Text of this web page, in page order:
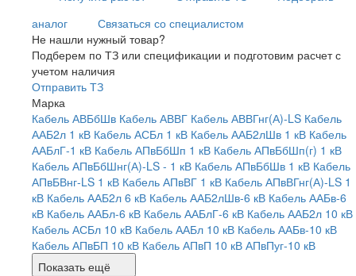
аналог
Связаться со специалистом
Не нашли нужный товар?
Подберем по ТЗ или спецификации и подготовим расчет с
учетом наличия
Отправить ТЗ
Марка
Кабель АВБбШв Кабель АВВГ Кабель АВВГнг(А)-LS Кабель
ААБ2л 1 кВ Кабель АСБл 1 кВ Кабель ААБ2лШв 1 кВ Кабель
ААБлГ-1 кВ Кабель АПвБбШп 1 кВ Кабель АПвБбШп(г) 1 кВ
Кабель АПвБбШнг(А)-LS - 1 кВ Кабель АПвБбШв 1 кВ Кабель
АПвБВнг-LS 1 кВ Кабель АПвВГ 1 кВ Кабель АПвВГнг(А)-LS 1
кВ Кабель ААБ2л 6 кВ Кабель ААБ2лШв-6 кВ Кабель ААБв-6
кВ Кабель ААБл-6 кВ Кабель ААБлГ-6 кВ Кабель ААБ2л 10 кВ
Кабель АСБл 10 кВ Кабель ААБл 10 кВ Кабель ААБв-10 кВ
Кабель АПвБП 10 кВ Кабель АПвП 10 кВ АПвПуг-10 кВ
Показать ещё